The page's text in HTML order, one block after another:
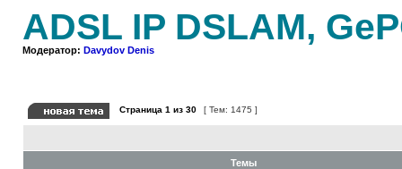
ADSL IP DSLAM,
Модератор: Davydov Denis
Страница 1 из 30 [ Тем: 1475 ]
Темы